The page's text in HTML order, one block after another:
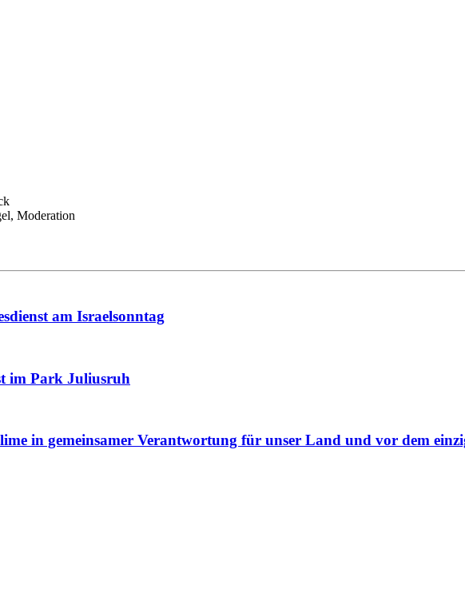
Moderation
am Israelsonntag
im Park Juliusruh
in gemeinsamer Verantwortung für unser Land und vor dem